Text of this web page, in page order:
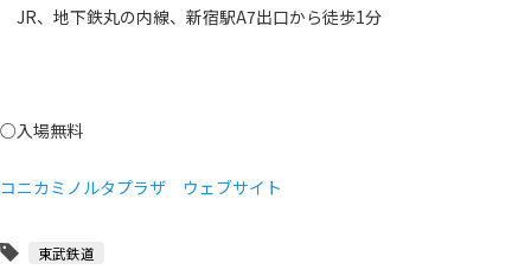
JR、地下鉄丸の内線、新宿駅A7出口から徒歩1分
○入場無料
コニカミノルタプラザ ウェブサイト
東武鉄道